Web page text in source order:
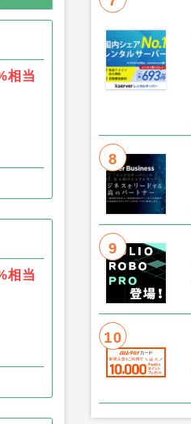
8
9
10